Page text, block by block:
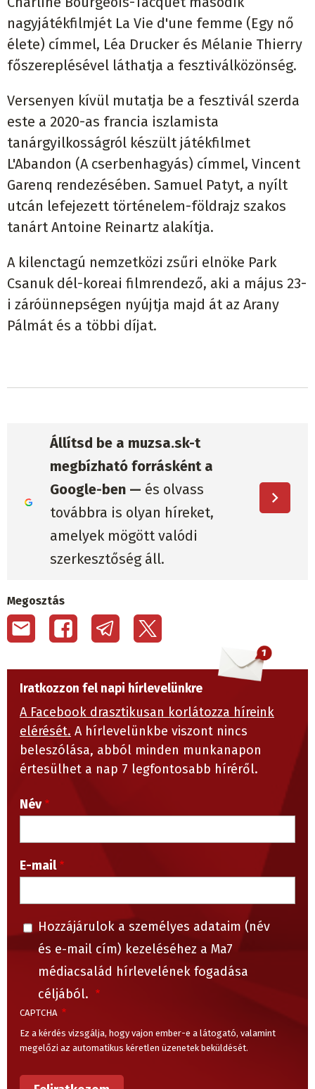
nagyjátékfilmjét La Vie d'une femme (Egy nő
élete) címmel, Léa Drucker és Mélanie Thierry
főszereplésével láthatja a fesztiválközönség.
Versenyen kívül mutatja be a fesztivál szerda
este a 2020-as francia iszlamista
tanárgyilkosságról készült játékfilmet
L'Abandon (A cserbenhagyás) címmel, Vincent
Garenq rendezésében. Samuel Patyt, a nyílt
utcán lefejezett történelem-földrajz szakos
tanárt Antoine Reinartz alakítja.
A kilenctagú nemzetközi zsűri elnöke Park
Csanuk dél-koreai filmrendező, aki a május 23-
i záróünnepségen nyújtja majd át az Arany
Pálmát és a többi díjat.
Állítsd be a muzsa.sk-t
megbízható forrásként a
Google-ben — és olvass
továbbra is olyan híreket,
amelyek mögött valódi
szerkesztőség áll.
Megosztás
Iratkozzon fel napi hírlevelünkre
A Facebook drasztikusan korlátozza híreink
elérését. A hírlevelünkbe viszont nincs
beleszólása, abból minden munkanapon
értesülhet a nap 7 legfontosabb híréről.
Név
E-mail
Hozzájárulok a személyes adataim (név
és e-mail cím) kezeléséhez a Ma7
médiacsalád hírlevelének fogadása
céljából.
CAPTCHA
Ez a kérdés vizsgálja, hogy vajon ember-e a látogató, valamint
megelőzi az automatikus kéretlen üzenetek beküldését.